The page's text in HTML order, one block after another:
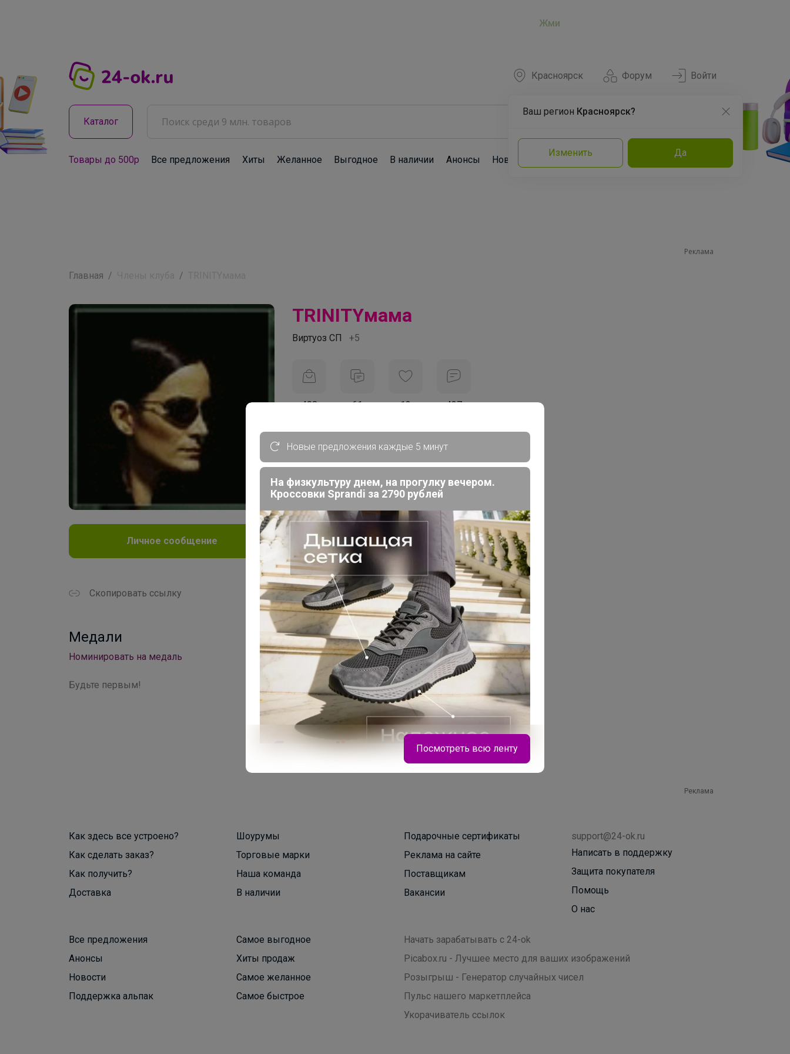
Жми
Форум
Красноярск
Ваш регион Красноярск?
Изменить Да
Войти
Каталог
Товары до 500р Все предложения Хиты Желанное Выгодное В наличии Анонсы Новости Команда Эксперты
Реклама
Главная
Личное сообщение
Скопировать ссылку
Медали
Номинировать на медаль
Будьте первым!
TRINITYмама
Виртуоз СП +5
408 61 12 437
На сайте час назад
День рождения 10 сентября
Абакан
В клубе с 21 января 2019 г.
Подпись
Реклама
Как здесь все устроено?
Как сделать заказ?
Как получить?
Доставка
Шоурумы
Торговые марки
Наша команда
В наличии
Подарочные сертификаты
Реклама на сайте
Поставщикам
Вакансии
support@24-ok.ru
Написать в поддержку
Защита покупателя
Помощь
О нас
Все предложения
Анонсы
Новости
Поддержка альпак
Самое выгодное
Хиты продаж
Самое желанное
Самое быстрое
Начать зарабатывать с 24-ok
Picabox.ru - Лучшее место для ваших изображений
Розыгрыш - Генератор случайных чисел
Пульс нашего маркетплейса
Укорачиватель ссылок
Новые предложения каждые 5 минут
На физкультуру днем, на прогулку вечером.
Кроссовки Sprandi за 2790 рублей
Футболка от BROSTEM - 390 руб
Посмотреть всю ленту